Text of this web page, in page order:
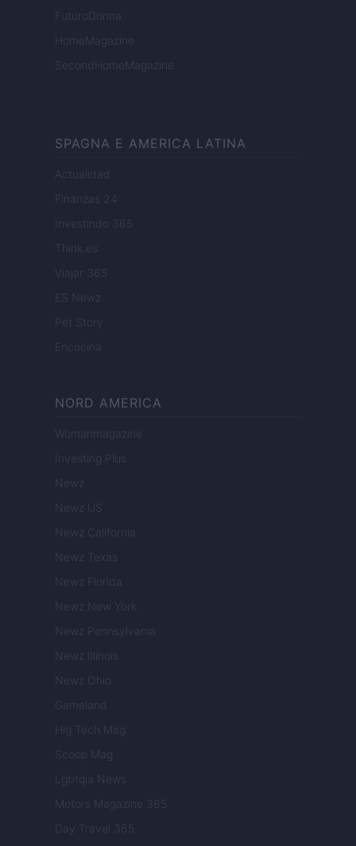
FuturoDonna
HomeMagazine
SecondHomeMagazine
SPAGNA E AMERICA LATINA
Actualidad
Finanzas 24
Investindo 365
Think.es
Viajar 365
ES Newz
Pet Story
Encocina
NORD AMERICA
Womanmagazine
Investing Plus
Newz
Newz US
Newz California
Newz Texas
Newz Florida
Newz New York
Newz Pennsylvania
Newz Illinois
Newz Ohio
Gameland
Hig Tech Mag
Scoop Mag
Lgbtqia News
Motors Magazine 365
Day Travel 365